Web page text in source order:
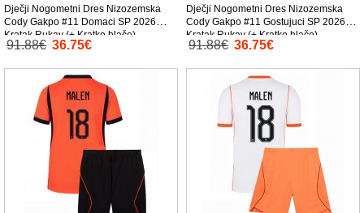
Dječji Nogometni Dres Nizozemska
Cody Gakpo #11 Domaci SP 2026
Kratak Rukav (+ Kratke hlače)
91.88€ 36.75€
Dječji Nogometni Dres Nizozemska
Cody Gakpo #11 Gostujuci SP 2026
Kratak Rukav (+ Kratke hlače)
91.88€ 36.75€